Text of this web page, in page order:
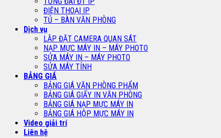
ĐIỆN THOẠI IP
TỦ – BÀN VĂN PHÒNG
Dịch vụ
LẮP ĐẶT CAMERA QUAN SÁT
NẠP MỰC MÁY IN – MÁY PHOTO
SỬA MÁY IN – MÁY PHOTO
SỬA MÁY TÍNH
BẢNG GIÁ
BẢNG GIÁ VĂN PHÒNG PHẨM
BẢNG GIÁ GIẤY IN VĂN PHÒNG
BẢNG GIÁ NẠP MỰC MÁY IN
BẢNG GIÁ HỘP MỰC MÁY IN
Video giải trí
Liên hệ